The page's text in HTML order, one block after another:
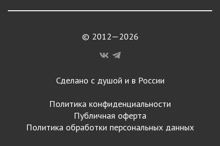
© 2012—2026
Сделано с душой и в России
Политика конфиденциальности
Публичная оферта
Политика обработки персональных данных